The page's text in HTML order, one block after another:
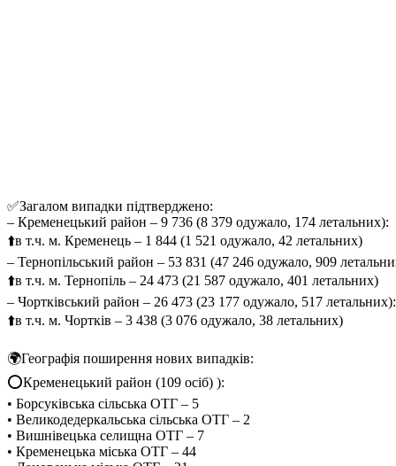
✅Загалом випадки підтверджено:
– Кременецький район – 9 736 (8 379 одужало, 174 летальних):
⬆️в т.ч. м. Кременець – 1 844 (1 521 одужало, 42 летальних)
– Тернопільський район – 53 831 (47 246 одужало, 909
⬆️в т.ч. м. Тернопіль – 24 473 (21 587 одужало, 401 летальних)
– Чортківський район – 26 473 (23 177 одужало, 517 летальних):
⬆️в т.ч. м. Чортків – 3 438 (3 076 одужало, 38 летальних)
🌍Географія поширення нових випадків:
⭕️Кременецький район (109 осіб) ):
• Борсуківська сільська ОТГ – 5
• Великодедеркальська сільська ОТГ – 2
• Вишнівецька селищна ОТГ – 7
• Кременецька міська ОТГ – 44